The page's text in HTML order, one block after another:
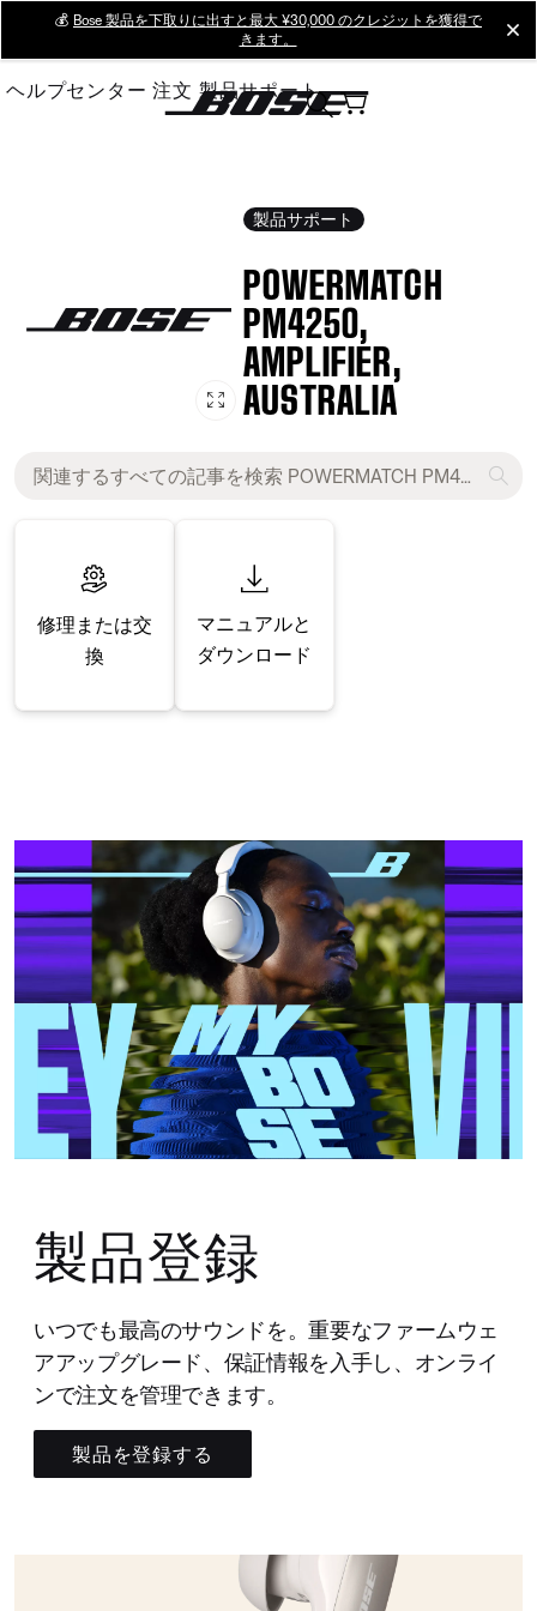
Main
💰 Bose 製品を下取りに出すと最大 ¥30,000 のクレジットを獲得で
きます。
ヘルプセンター 注文 製品サポート
製品サポート
POWERMATCH
PM4250,
AMPLIFIER,
AUSTRALIA
修理または交
換
マニュアルと
ダウンロード
製品登録
いつでも最高のサウンドを。重要なファームウェ
アアップグレード、保証情報を入手し、オンライ
ンで注文を管理できます。
製品を登録する